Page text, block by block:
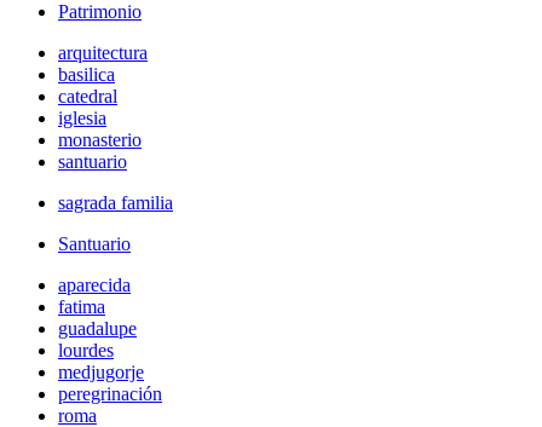
Patrimonio
arquitectura
basilica
catedral
iglesia
monasterio
santuario
sagrada familia
Santuario
aparecida
fatima
guadalupe
lourdes
medjugorje
peregrinación
roma